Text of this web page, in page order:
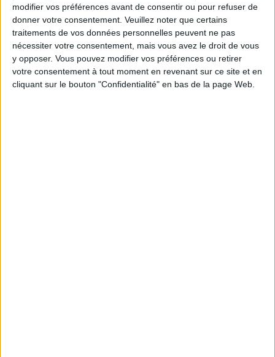
modifier vos préférences avant de consentir ou pour refuser de
donner votre consentement. Veuillez noter que certains
traitements de vos données personnelles peuvent ne pas
nécessiter votre consentement, mais vous avez le droit de vous
y opposer. Vous pouvez modifier vos préférences ou retirer
votre consentement à tout moment en revenant sur ce site et en
cliquant sur le bouton "Confidentialité" en bas de la page Web.